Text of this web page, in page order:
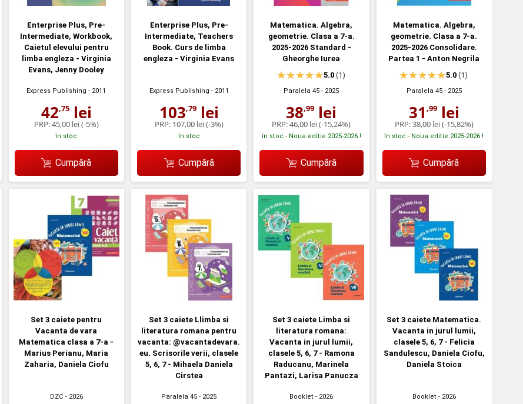
Enterprise Plus, Pre-
Intermediate, Workbook,
Caietul elevului pentru
limba engleza - Virginia
Evans, Jenny Dooley
Express Publishing - 2011
42,75lei
PRP:45,00 lei(-5%)
în stoc
Cumpără
Enterprise Plus, Pre-
Intermediate, Teachers
Book. Curs de limba
engleza - Virginia Evans
Express Publishing - 2011
103,79lei
PRP: 107,00 lei(-3%)
în stoc
Cumpără
Matematica. Algebra,
geometrie. Clasa a 7-a.
2025-2026 Standard -
Gheorghe Iurea
5.0(1)
Paralela 45 - 2025
38,99 lei
PRP:46,00 lei(-15,24%)
în stoc - Noua editie 2025-2026 !
Cumpără
Matematica. Algebra,
geometrie. Clasa a 7-a.
2025-2026 Consolidare.
Partea 1 - Anton Negrila
5.0 (1)
Paralela 45- 2025
31 ,99lei
PRP:38,00 lei(-15,82%)
în stoc - Noua editie 2025-2026 !
Cumpără
Set 3 caiete pentru
Vacanta de vara
Matematica clasa a 7-a -
Marius Perianu, Maria
Zaharia, Daniela Ciofu
DZC - 2026
Set 3 caiete Llimba si
literatura romana pentru
vacanta: @vacantadevara.
eu. Scrisorile verii, clasele
5, 6, 7 - Mihaela Daniela
Cirstea
Paralela 45 - 2025
Set 3 caiete Limba si
literatura romana:
Vacanta in jurul lumii,
clasele 5, 6, 7 - Ramona
Raducanu, Marinela
Pantazi, Larisa Panucza
Booklet - 2026
Set 3 caiete Matematica.
Vacanta in jurul lumii,
clasele 5, 6, 7 - Felicia
Sandulescu, Daniela Ciofu,
Daniela Stoica
Booklet - 2026